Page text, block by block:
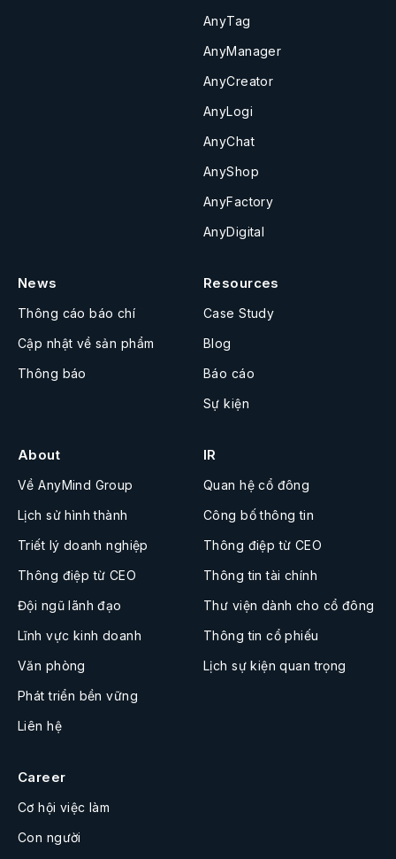
AnyTag
AnyManager
AnyCreator
AnyLogi
AnyChat
AnyShop
AnyFactory
AnyDigital
News
Thông cáo báo chí
Cập nhật về sản phẩm
Thông báo
Resources
Case Study
Blog
Báo cáo
Sự kiện
About
Về AnyMind Group
Lịch sử hình thành
Triết lý doanh nghiệp
Thông điệp từ CEO
Đội ngũ lãnh đạo
Lĩnh vực kinh doanh
Văn phòng
Phát triển bền vững
Liên hệ
IR
Quan hệ cổ đông
Công bố thông tin
Thông điệp từ CEO
Thông tin tài chính
Thư viện dành cho cổ đông
Thông tin cổ phiếu
Lịch sự kiện quan trọng
Career
Cơ hội việc làm
Con người